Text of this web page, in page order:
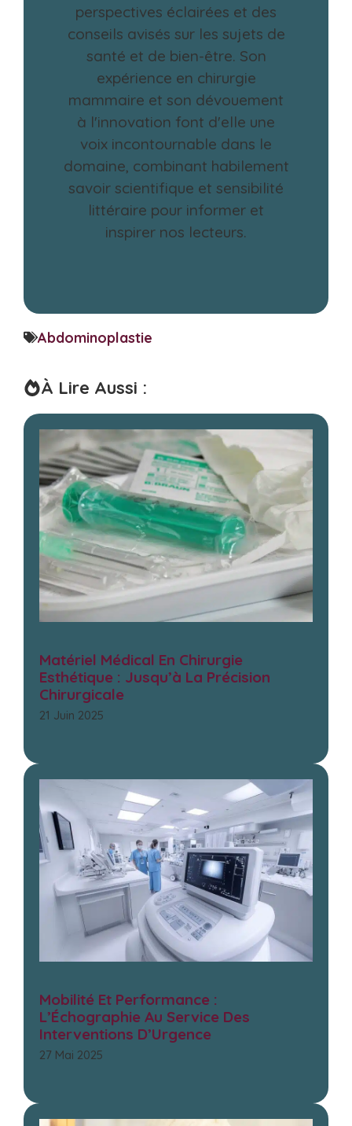
perspectives éclairées et des
conseils avisés sur les sujets de
santé et de bien-être. Son
expérience en chirurgie
mammaire et son dévouement
à l'innovation font d'elle une
voix incontournable dans le
domaine, combinant habilement
savoir scientifique et sensibilité
littéraire pour informer et
inspirer nos lecteurs.
Abdominoplastie
À Lire Aussi :
Matériel Médical En Chirurgie
Esthétique : Jusqu’à La Précision
Chirurgicale
21 Juin 2025
Mobilité Et Performance :
L’Échographie Au Service Des
Interventions D’Urgence
27 Mai 2025